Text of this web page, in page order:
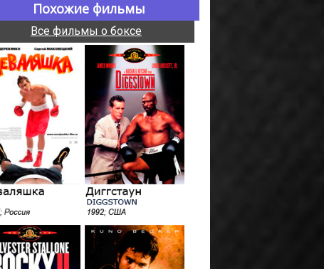
Похожие фильмы
Все фильмы о боксе